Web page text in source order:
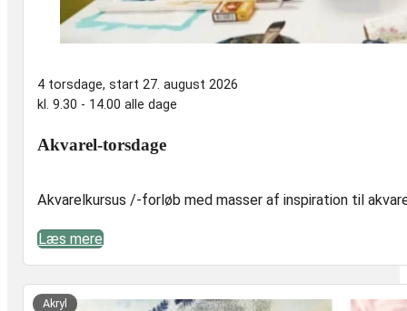
4 torsdage, start 27. august 2026
kl. 9.30 - 14.00 alle dage
Akvarel-torsdage
Akvarelkursus /-forløb med masser af inspiration til
Læs mere
Akryl